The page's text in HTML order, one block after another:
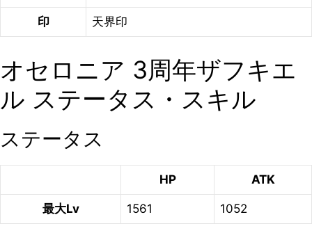
印 天界印
オセロニア 3周年ザフキエ
ル ステータス・スキル
ステータス
HP ATK
最大Lv 1561 1052